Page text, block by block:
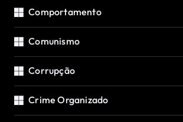
Comportamento
Comunismo
Corrupção
Crime Organizado